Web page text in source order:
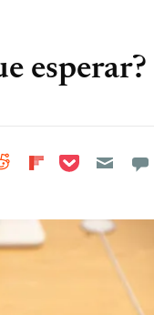
esperar?
Facebook
on LinkedIn
Share on Reddit
Share on
Share on Pocket